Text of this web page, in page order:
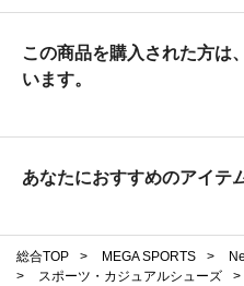
この商品を購入された方は
います。
あなたにおすすめのアイテ
総合TOP > MEGA SPORTS >
>
スポーツ・カジュアルシューズ >